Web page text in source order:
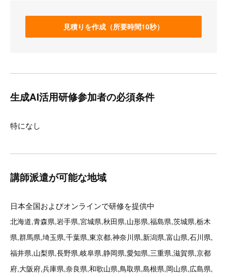
見積りを作成（所要時間10秒）
生成AI活用研修参加者の必須条件
特になし
講師派遣が可能な地域
日本全国およびオンラインで研修を提供中
北海道,青森県,岩手県,宮城県,秋田県,山形県,福島県,茨城県,栃木
県,群馬県,埼玉県,千葉県,東京都,神奈川県,新潟県,富山県,石川県,
福井県,山梨県,長野県,岐阜県,静岡県,愛知県,三重県,滋賀県,京都
府,大阪府,兵庫県,奈良県,和歌山県,鳥取県,島根県,岡山県,広島県,